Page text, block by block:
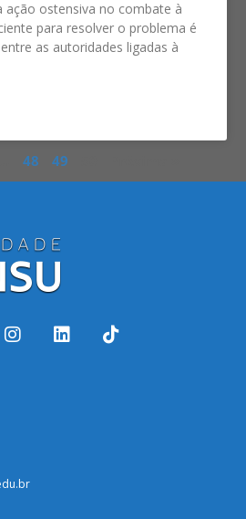
ação ostensiva no combate à
para resolver o problema é
as autoridades ligadas à
48 49